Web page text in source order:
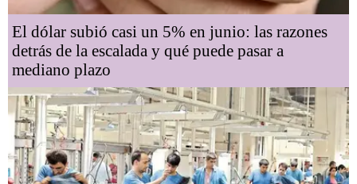
El dólar subió casi un 5% en junio: las razones
detrás de la escalada y qué puede pasar a
mediano plazo